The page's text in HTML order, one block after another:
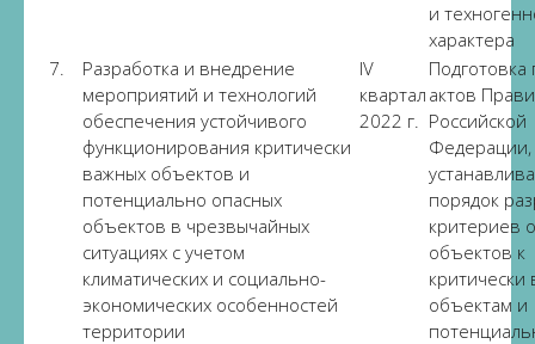
и
характера
7.
Разработка и внедрение
мероприятий и технологий
обеспечения устойчивого
функционирования критически
важных объектов и
потенциально опасных
объектов в чрезвычайных
ситуациях с учетом
климатических и социально-
экономических особенностей
территории
IV
квартал
2022 г.
Подготовка
актов
Российской
Федерации,
порядок
критериев
объектов к
объектам и